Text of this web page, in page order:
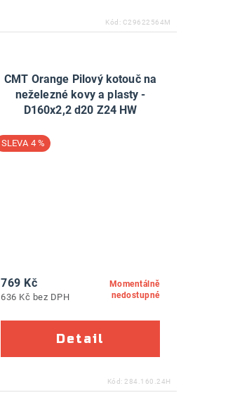
Kód: C29622564M
CMT Orange Pilový kotouč na
neželezné kovy a plasty -
D160x2,2 d20 Z24 HW
4 %
Momentálně
nedostupné
636 Kč bez DPH
769 Kč
Kód: 284.160.24H